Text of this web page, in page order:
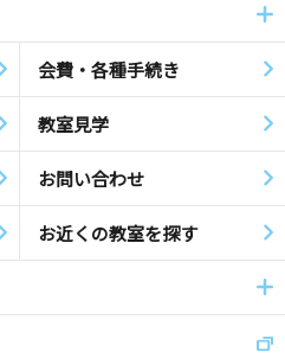
会費・各種手続き
教室見学
お問い合わせ
お近くの教室を探す